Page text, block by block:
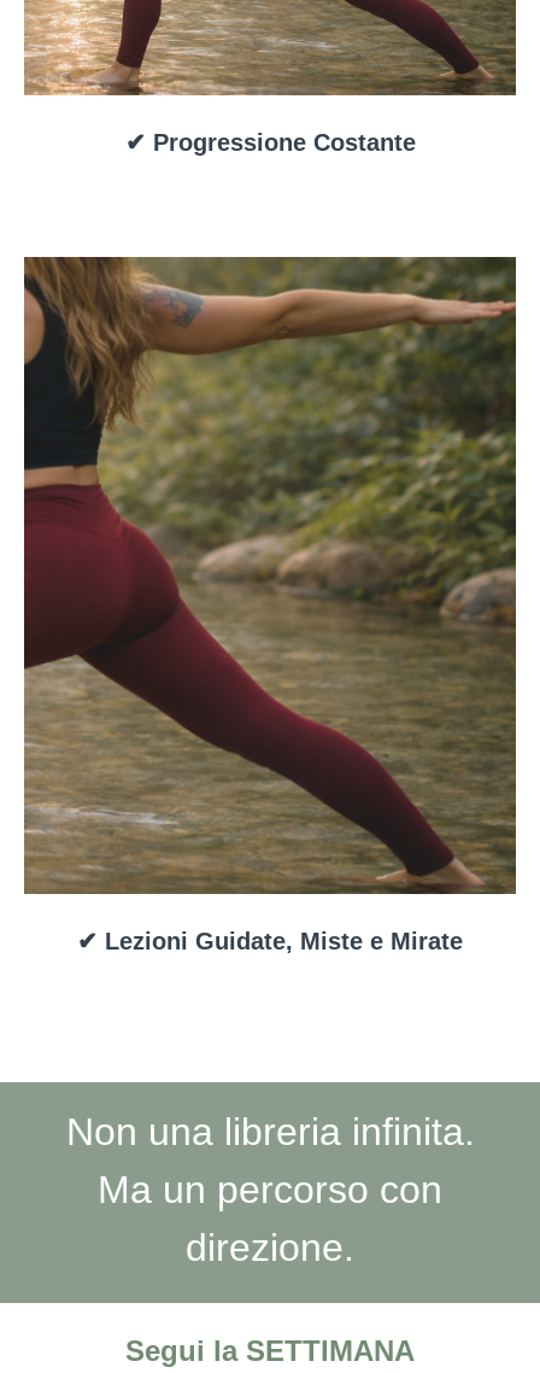
✔ Progressione Costante
✔ Lezioni Guidate, Miste e Mirate
Non una libreria infinita.
Ma un percorso con
direzione.
Segui la SETTIMANA